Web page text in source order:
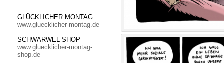
GLÜCKLICHER MONTAG
www.gluecklicher-montag.de
SCHWARWEL SHOP
www.gluecklicher-montag-
shop.de